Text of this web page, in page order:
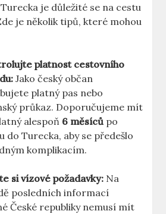
je důležité se na cestu
je několik tipů, které mohou
platnost cestovního
Jako český občan
platný pas nebo
průkaz. Doporučujeme mít
alespoň 6 měsíců po
do Turecka, aby se předešlo
komplikacím.
si vízové požadavky: Na
posledních informací
České republiky nemusí mít